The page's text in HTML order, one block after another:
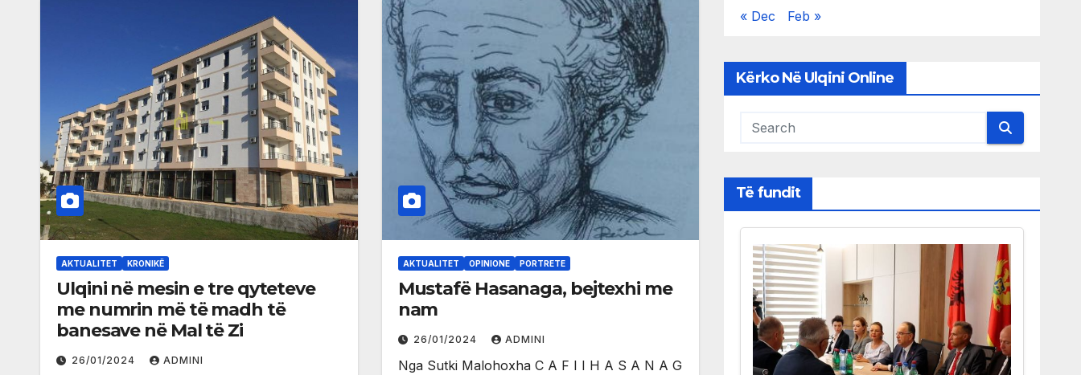
AKTUALITET KRONIKË
Ulqini në mesin e tre qyteteve
me numrin më të madh të
banesave në Mal të Zi
26/01/2024 ADMINI
AKTUALITET OPINIONE PORTRETE
Mustafë Hasanaga, bejtexhi me
nam
26/01/2024 ADMINI
Nga Sutki Malohoxha C A F I I H A S A N A G
« Dec Feb »
Kërko Në Ulqini Online
Të fundit